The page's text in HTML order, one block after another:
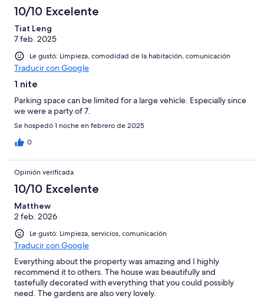
10/10 Excelente
Tiat Leng
7 feb. 2025
Le gustó: Limpieza, comodidad de la habitación, comunicación
Traducir con Google
1 nite
Parking space can be limited for a large vehicle. Especially since
we were a party of 7.
Se hospedó 1 noche en febrero de 2025
0
Opinión verificada
10/10 Excelente
Matthew
2 feb. 2026
Le gustó: Limpieza, servicios, comunicación
Traducir con Google
Everything about the property was amazing and I highly
recommend it to others. The house was beautifully and
tastefully decorated with everything that you could possibly
need. The gardens are also very lovely.